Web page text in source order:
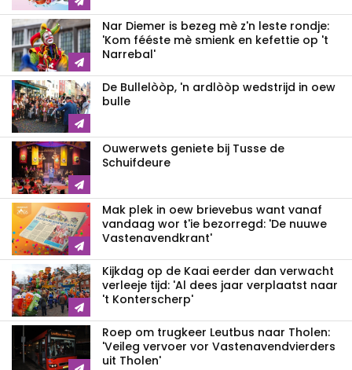
Nar Diemer is bezeg mè z'n leste rondje:
'Kom fééste mè smienk en kefettie op 't
Narrebal'
De Bullelòòp, 'n ardlòòp wedstrijd in oew
bulle
Ouwerwets geniete bij Tusse de
Schuifdeure
Mak plek in oew brievebus want vanaf
vandaag wor t'ie bezorregd: 'De nuuwe
Vastenavendkrant'
Kijkdag op de Kaai eerder dan verwacht
verleeje tijd: 'Al dees jaar verplaatst naar
't Konterscherp'
Roep om trugkeer Leutbus naar Tholen:
'Veileg vervoer vor Vastenavendvierders
uit Tholen'